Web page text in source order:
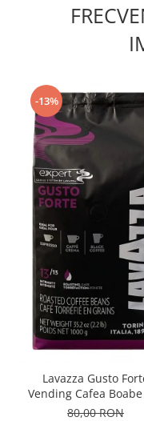
-13%
Lavazza Gusto
Vending Cafea
80,00 RON